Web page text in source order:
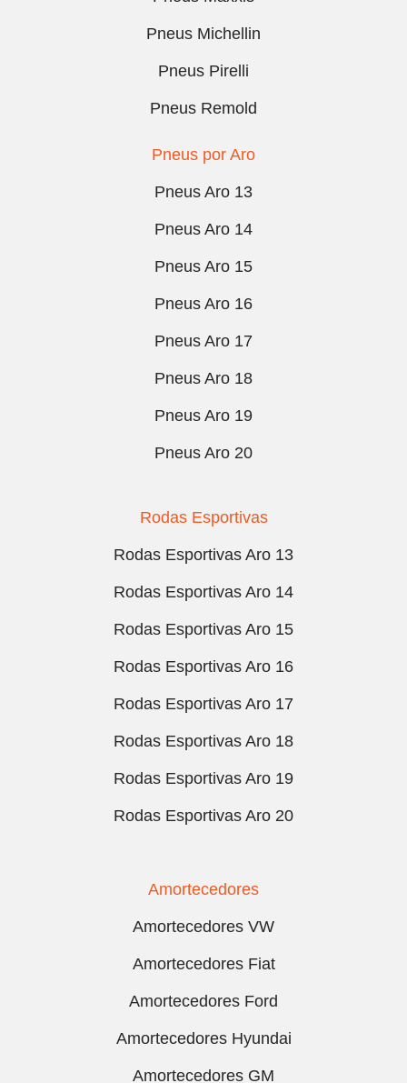
Pneus Michellin
Pneus Pirelli
Pneus Remold
Pneus por Aro
Pneus Aro 13
Pneus Aro 14
Pneus Aro 15
Pneus Aro 16
Pneus Aro 17
Pneus Aro 18
Pneus Aro 19
Pneus Aro 20
Rodas Esportivas
Rodas Esportivas Aro 13
Rodas Esportivas Aro 14
Rodas Esportivas Aro 15
Rodas Esportivas Aro 16
Rodas Esportivas Aro 17
Rodas Esportivas Aro 18
Rodas Esportivas Aro 19
Rodas Esportivas Aro 20
Amortecedores
Amortecedores VW
Amortecedores Fiat
Amortecedores Ford
Amortecedores Hyundai
Amortecedores GM